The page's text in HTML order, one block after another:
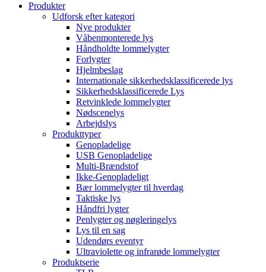
Produkter
Udforsk efter kategori
Nye produkter
Våbenmonterede lys
Håndholdte lommelygter
Forlygter
Hjelmbeslag
Internationale sikkerhedsklassificerede lys
Sikkerhedsklassificerede Lys
Retvinklede lommelygter
Nødscenelys
Arbejdslys
Produkttyper
Genopladelige
USB Genopladelige
Multi-Brændstof
Ikke-Genopladeligt
Bær lommelygter til hverdag
Taktiske lys
Håndfri lygter
Penlygter og nøgleringelys
Lys til en sag
Udendørs eventyr
Ultraviolette og infrarøde lommelygter
Produktserie